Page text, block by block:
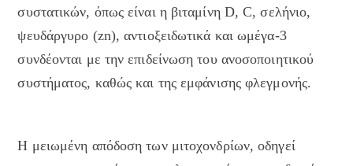
συστατικών, όπως είναι η βιταμίνη D, C, σελήνιο,
ψευδάργυρο (zn), αντιοξειδωτικά και ωμέγα-3
συνδέονται με την επιδείνωση του ανοσοποιητικού
συστήματος, καθώς και της εμφάνισης φλεγμονής.
Η μειωμένη απόδοση των μιτοχονδρίων, οδηγεί